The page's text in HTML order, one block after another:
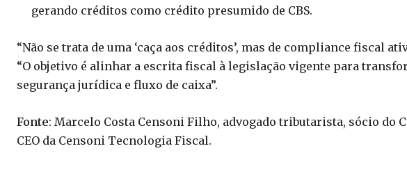
gerando créditos como crédito presumido de CBS.
“Não se trata de uma ‘caça aos créditos’, mas de compliance fiscal
“O objetivo é alinhar a escrita fiscal à legislação vigente para
segurança jurídica e fluxo de caixa”.
Fonte: Marcelo Costa Censoni Filho, advogado tributarista, sócio do
CEO da Censoni Tecnologia Fiscal.